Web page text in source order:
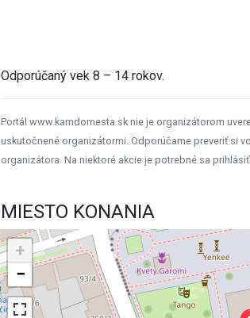
Odporúčaný vek 8 – 14 rokov.
Portál www.kamdomesta.sk nie je organizátorom
uskutočnené organizátormi. Odporúčame preveriť si
organizátora. Na niektoré akcie je potrebné sa prihlásiť
MIESTO KONANIA
+
−